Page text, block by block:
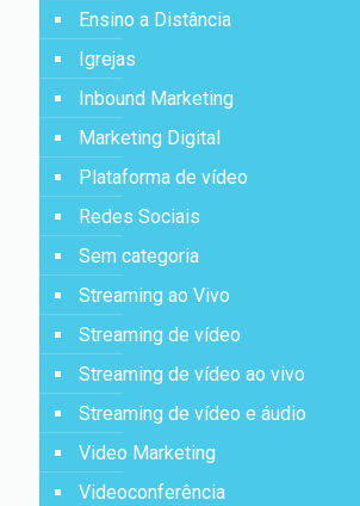
Ensino a Distância
Igrejas
Inbound Marketing
Marketing Digital
Plataforma de vídeo
Redes Sociais
Sem categoria
Streaming ao Vivo
Streaming de vídeo
Streaming de vídeo ao vivo
Streaming de vídeo e áudio
Video Marketing
Videoconferência